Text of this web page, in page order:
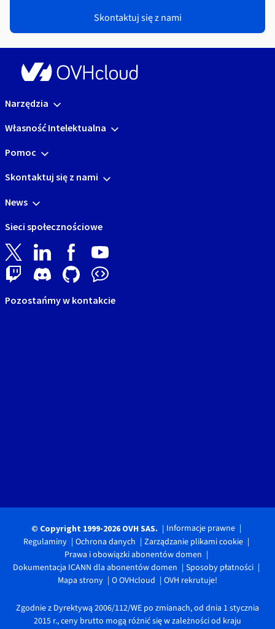
Skontaktuj się z nami
Narzędzia
Własność Intelektualna
Pomoc
Skontaktuj się z nami
News
Sieci społecznościowe
Pozostańmy w kontakcie
© Copyright 1999-2026 OVH SAS.
Informacje prawne
Regulaminy
Ochrona danych
Zarządzanie plikami cookie
Prawa i obowiązki abonentów domen
Dokumentacja ICANN dla abonentów domen
Sposoby płatności
Mapa strony
O OVHcloud OVH rekrutuje!
Zgodnie z Dyrektywą 2006/112/WE po zmianach, od dnia 1 stycznia
2015 r., ceny brutto mogą różnić się w zależności od kraju